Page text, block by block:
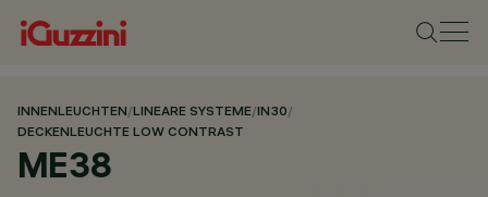
INNENLEUCHTEN/LINEARE SYSTEME/IN30/
DECKENLEUCHTE LOW CONTRAST
ME38